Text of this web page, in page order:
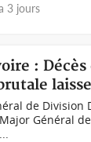
3 jours
:
de Division
Major Général